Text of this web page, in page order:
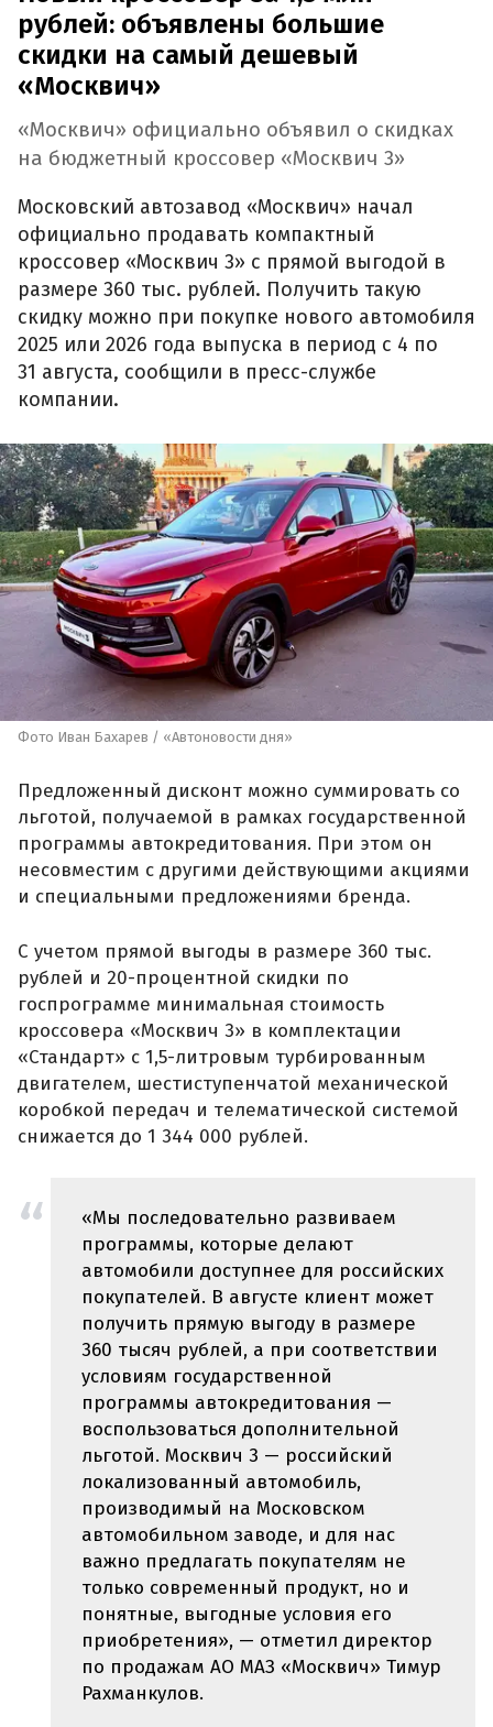
рублей: объявлены большие
скидки на самый дешевый
«Москвич»
«Москвич» официально объявил о скидках
на бюджетный кроссовер «Москвич 3»
Московский автозавод «Москвич» начал
официально продавать компактный
кроссовер «Москвич 3» с прямой выгодой в
размере 360 тыс. рублей. Получить такую
скидку можно при покупке нового автомобиля
2025 или 2026 года выпуска в период с 4 по
31 августа, сообщили в пресс-службе
компании.
Фото Иван Бахарев / «Автоновости дня»
Предложенный дисконт можно суммировать со
льготой, получаемой в рамках государственной
программы автокредитования. При этом он
несовместим с другими действующими акциями
и специальными предложениями бренда.
С учетом прямой выгоды в размере 360 тыс.
рублей и 20-процентной скидки по
госпрограмме минимальная стоимость
кроссовера «Москвич 3» в комплектации
«Стандарт» с 1,5-литровым турбированным
двигателем, шестиступенчатой механической
коробкой передач и телематической системой
снижается до 1 344 000 рублей.
«Мы последовательно развиваем
программы, которые делают
автомобили доступнее для российских
покупателей. В августе клиент может
получить прямую выгоду в размере
360 тысяч рублей, а при соответствии
условиям государственной
программы автокредитования —
воспользоваться дополнительной
льготой. Москвич 3 — российский
локализованный автомобиль,
производимый на Московском
автомобильном заводе, и для нас
важно предлагать покупателям не
только современный продукт, но и
понятные, выгодные условия его
приобретения», — отметил директор
по продажам АО МАЗ «Москвич» Тимур
Рахманкулов.